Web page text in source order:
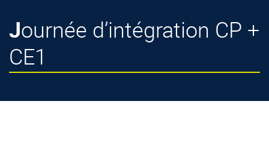
Journée d’intégration CP +
CE1